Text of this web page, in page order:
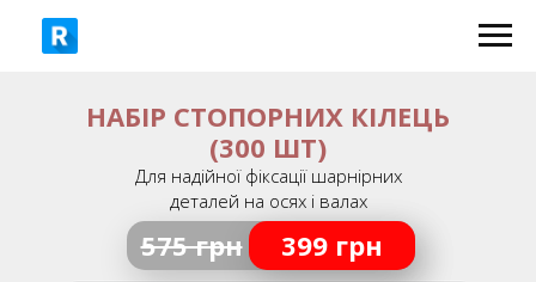
НАБІР СТОПОРНИХ КІЛЕЦЬ
(300 ШТ)
Для надійної фіксації шарнірних
деталей на осях і валах
575 грн 399 грн